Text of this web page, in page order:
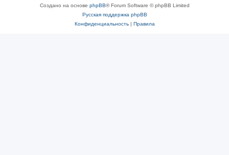
Создано на основе phpBB® Forum Software © phpBB Limited
Русская поддержка phpBB
Конфиденциальность| Правила